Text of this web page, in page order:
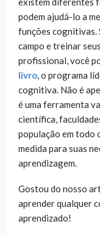
podem ajudá-lo a
funções cognitivas.
campo e treinar
profissional, você
livro, o programa
cognitiva. Não é
é uma ferramenta
científica,
população em todo
medida para suas
aprendizagem.
Gostou do nosso
aprender qualquer
aprendizado!